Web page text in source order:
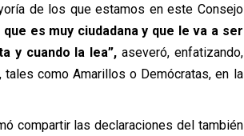
de los que estamos en este Consejo
que es muy ciudadana y que le va a ser
y cuando la lea”, aseveró, enfatizando,
como Amarillos o Demócratas, en la
compartir las declaraciones del también